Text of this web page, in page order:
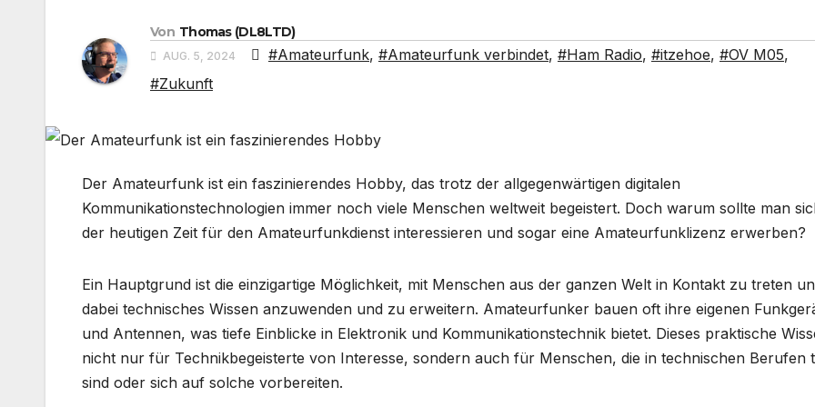
Von Thomas (DL8LTD)
AUG. 5, 2024 #Amateurfunk, #Amateurfunk verbindet, #Ham Radio, #itzehoe, #OV M05,
#Zukunft
Der Amateurfunk ist ein faszinierendes Hobby, das trotz der allgegenwärtigen digitalen
Kommunikationstechnologien immer noch viele Menschen weltweit begeistert. Doch warum sollte man
der heutigen Zeit für den Amateurfunkdienst interessieren und sogar eine Amateurfunklizenz erwerben?
Ein Hauptgrund ist die einzigartige Möglichkeit, mit Menschen aus der ganzen Welt in Kontakt zu treten
dabei technisches Wissen anzuwenden und zu erweitern. Amateurfunker bauen oft ihre eigenen
und Antennen, was tiefe Einblicke in Elektronik und Kommunikationstechnik bietet. Dieses praktische
nicht nur für Technikbegeisterte von Interesse, sondern auch für Menschen, die in technischen Berufen
sind oder sich auf solche vorbereiten.